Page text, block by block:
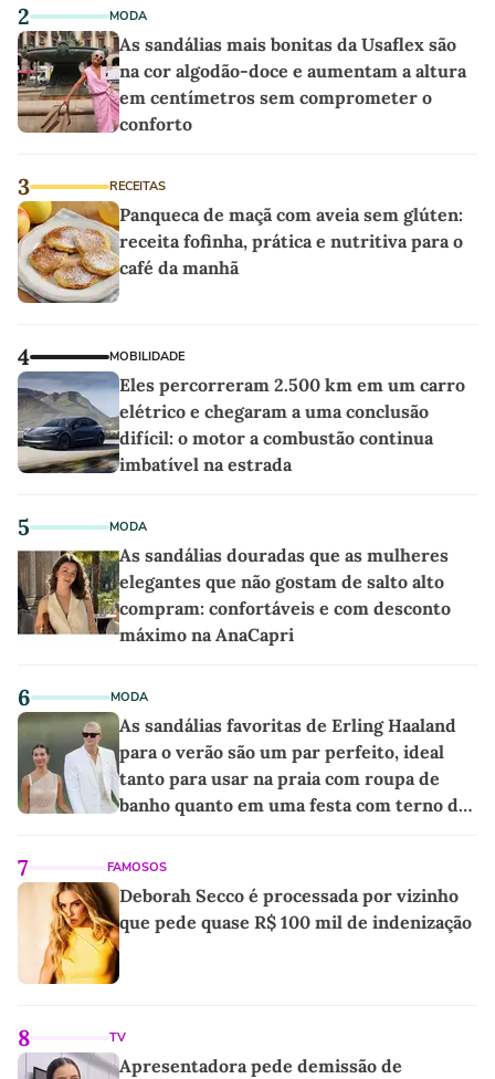
2 MODA
As sandálias mais bonitas da Usaflex são
na cor algodão-doce e aumentam a altura
em centímetros sem comprometer o
conforto
3 RECEITAS
Panqueca de maçã com aveia sem glúten:
receita fofinha, prática e nutritiva para o
café da manhã
4 MOBILIDADE
Eles percorreram 2.500 km em um carro
elétrico e chegaram a uma conclusão
difícil: o motor a combustão continua
imbatível na estrada
5 MODA
As sandálias douradas que as mulheres
elegantes que não gostam de salto alto
compram: confortáveis e com desconto
máximo na AnaCapri
6 MODA
As sandálias favoritas de Erling Haaland
para o verão são um par perfeito, ideal
tanto para usar na praia com roupa de
banho quanto em uma festa com terno de
7 FAMOSOS
Deborah Secco é processada por vizinho
que pede quase R$ 100 mil de indenização
8 TV
Apresentadora pede demissão de